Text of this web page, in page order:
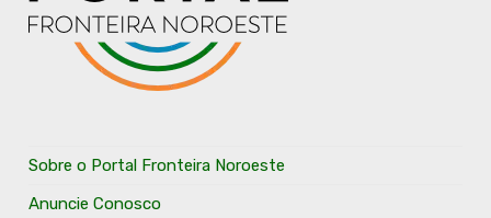
Sobre o Portal Fronteira Noroeste
Anuncie Conosco